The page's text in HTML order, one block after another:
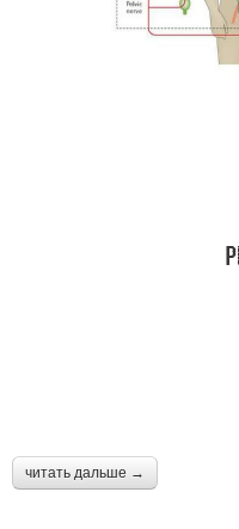
читать дальше →